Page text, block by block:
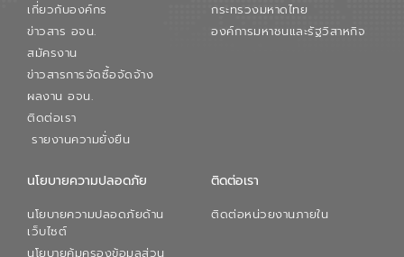
เกี่ยวกับองค์กร
ข่าวสาร อจน.
สมัครงาน
ข่าวสารการจัดซื้อจัดจ้าง
ผลงาน อจน.
ติดต่อเรา
รายงานความยั่งยืน
กระทรวงมหาดไทย
องค์การมหาชนและรัฐวิสาหกิจ
นโยบายความปลอดภัย
นโยบายความปลอดภัยด้าน
เว็บไซต์
นโยบายคุ้มครองข้อมูลส่วน
ติดต่อเรา
ติดต่อหน่วยงานภายใน